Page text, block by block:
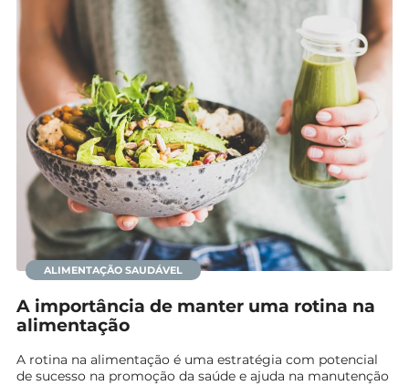
ALIMENTAÇÃO SAUDÁVEL
A importância de manter uma rotina na
alimentação
A rotina na alimentação é uma estratégia com potencial
de sucesso na promoção da saúde e ajuda na manutenção